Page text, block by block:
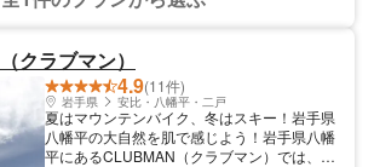
クラブマン）
4.9(11件)
岩手県 安比・八幡平・二戸
夏はマウンテンバイク、冬はスキー！岩手県
八幡平の大自然を肌で感じよう！岩手県八幡
平にあるCLUBMAN（クラブマン）では、夏